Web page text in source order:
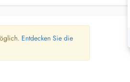
Entdecken Sie die